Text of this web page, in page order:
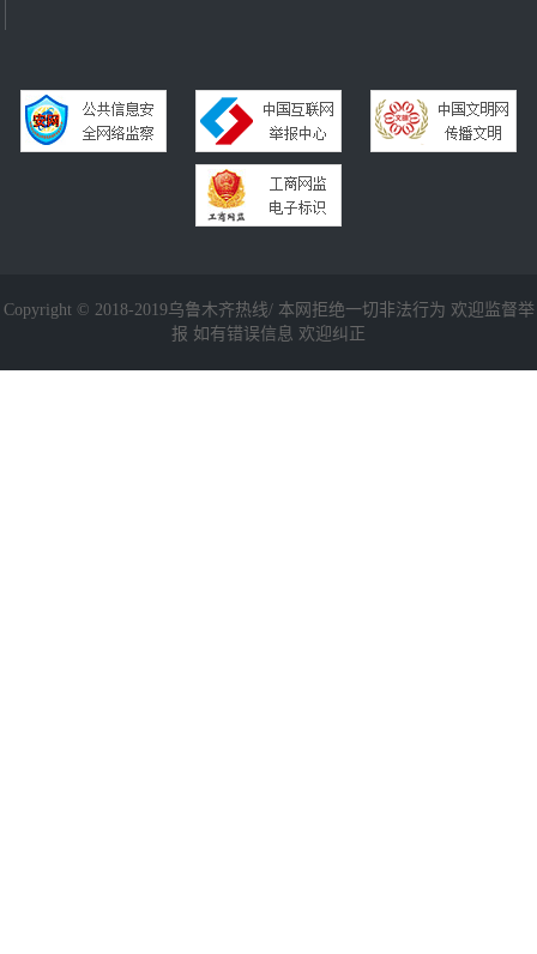
Copyright © 2018-2019乌鲁木齐热线/ 本网拒绝一切非法行为 欢迎监督举
报 如有错误信息 欢迎纠正